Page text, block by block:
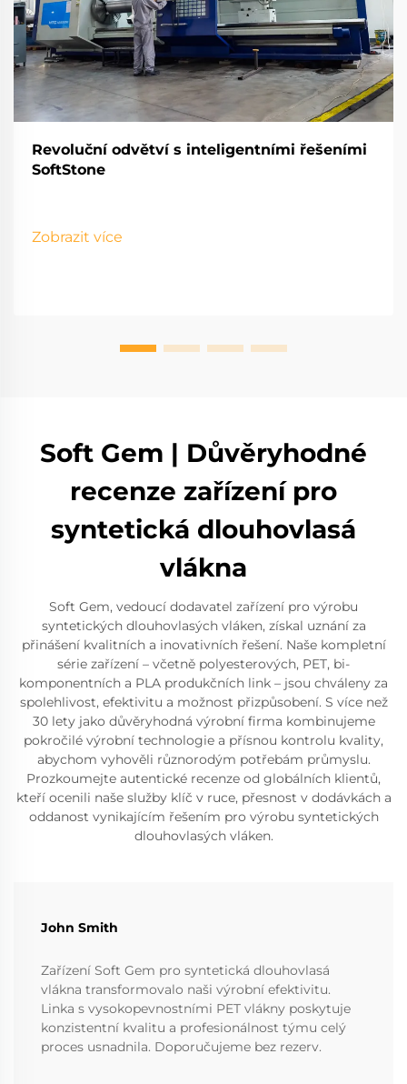
Revoluční odvětví s inteligentními řešeními
SoftStone
Zobrazit více
Soft Gem | Důvěryhodné
recenze zařízení pro
syntetická dlouhovlasá
vlákna
Soft Gem, vedoucí dodavatel zařízení pro výrobu
syntetických dlouhovlasých vláken, získal uznání za
přinášení kvalitních a inovativních řešení. Naše kompletní
série zařízení – včetně polyesterových, PET, bi-
komponentních a PLA produkčních link – jsou chváleny za
spolehlivost, efektivitu a možnost přizpůsobení. S více než
30 lety jako důvěryhodná výrobní firma kombinujeme
pokročilé výrobní technologie a přísnou kontrolu kvality,
abychom vyhověli různorodým potřebám průmyslu.
Prozkoumejte autentické recenze od globálních klientů,
kteří ocenili naše služby klíč v ruce, přesnost v dodávkách a
oddanost vynikajícím řešením pro výrobu syntetických
dlouhovlasých vláken.
John Smith
Zařízení Soft Gem pro syntetická dlouhovlasá
vlákna transformovalo naši výrobní efektivitu.
Linka s vysokopevnostními PET vlákny poskytuje
konzistentní kvalitu a profesionálnost týmu celý
proces usnadnila. Doporučujeme bez rezerv.